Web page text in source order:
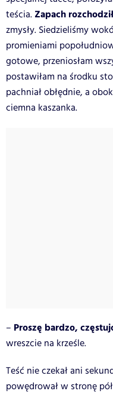
teścia. Zapach
zmysły. Siedzieliśmy
promieniami
gotowe, przeniosłam
postawiłam na środku
pachniał obłędnie, a
ciemna kaszanka.
– Proszę bardzo,
wreszcie na krześle.
Teść nie czekał ani
powędrował w stronę